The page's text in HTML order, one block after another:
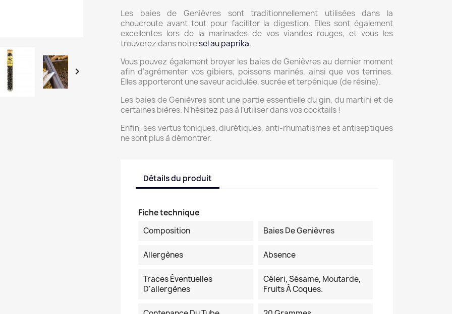

Les baies de Genièvres sont traditionnellement utilisées dans la
choucroute avant tout pour faciliter la digestion. Elles sont également
excellentes lors de la marinades de vos viandes rouges, et vous les
trouverez dans notresel au paprika.
Vous pouvez également broyer les baies de Genièvres au dernier moment
afin d’agrémenter vos gibiers, poissons marinés, ainsi que vos terrines.
Elles apporteront une saveur acidulée, sucrée et terpénique (de résine).
Les baies de Genièvres sont une partie essentielle du gin, du martini et de
certaines bières. N’hésitez pas à l’utiliser dans vos cocktails !
Enfin, ses vertus toniques, diurétiques, anti-rhumatismes et antiseptiques
ne sont plus à démontrer.
Détails du produit
Fiche technique
Composition
Baies De Genièvres
Allergènes Absence
Traces Éventuelles
D'allergènes
Céleri, Sésame, Moutarde,
Fruits À Coques.